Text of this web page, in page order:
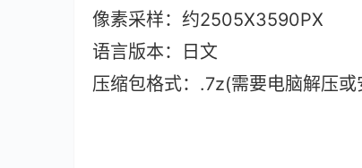
像素采样：约2505X3590PX
语言版本：日文
压缩包格式：.7z(需要电脑解压